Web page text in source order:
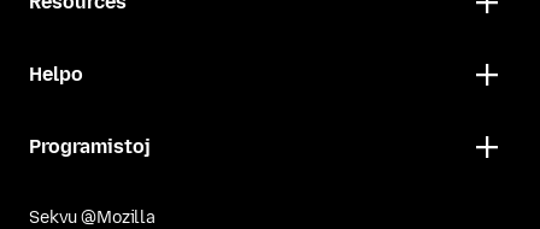
Helpo
Programistoj
Sekvu @Mozilla